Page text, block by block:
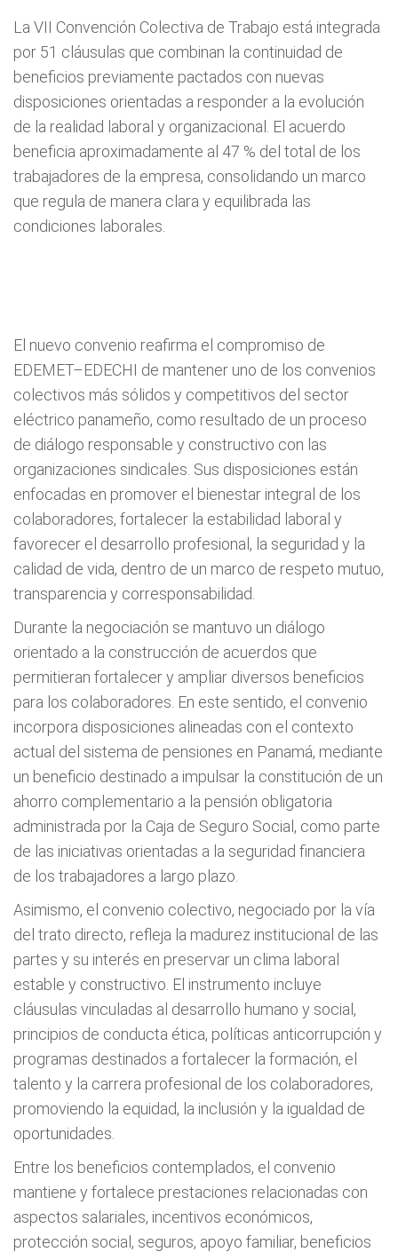
La VII Convención Colectiva de Trabajo está integrada
por 51 cláusulas que combinan la continuidad de
beneficios previamente pactados con nuevas
disposiciones orientadas a responder a la evolución
de la realidad laboral y organizacional. El acuerdo
beneficia aproximadamente al 47 % del total de los
trabajadores de la empresa, consolidando un marco
que regula de manera clara y equilibrada las
condiciones laborales.
El nuevo convenio reafirma el compromiso de
EDEMET–EDECHI de mantener uno de los convenios
colectivos más sólidos y competitivos del sector
eléctrico panameño, como resultado de un proceso
de diálogo responsable y constructivo con las
organizaciones sindicales. Sus disposiciones están
enfocadas en promover el bienestar integral de los
colaboradores, fortalecer la estabilidad laboral y
favorecer el desarrollo profesional, la seguridad y la
calidad de vida, dentro de un marco de respeto mutuo,
transparencia y corresponsabilidad.
Durante la negociación se mantuvo un diálogo
orientado a la construcción de acuerdos que
permitieran fortalecer y ampliar diversos beneficios
para los colaboradores. En este sentido, el convenio
incorpora disposiciones alineadas con el contexto
actual del sistema de pensiones en Panamá, mediante
un beneficio destinado a impulsar la constitución de un
ahorro complementario a la pensión obligatoria
administrada por la Caja de Seguro Social, como parte
de las iniciativas orientadas a la seguridad financiera
de los trabajadores a largo plazo.
Asimismo, el convenio colectivo, negociado por la vía
del trato directo, refleja la madurez institucional de las
partes y su interés en preservar un clima laboral
estable y constructivo. El instrumento incluye
cláusulas vinculadas al desarrollo humano y social,
principios de conducta ética, políticas anticorrupción y
programas destinados a fortalecer la formación, el
talento y la carrera profesional de los colaboradores,
promoviendo la equidad, la inclusión y la igualdad de
oportunidades.
Entre los beneficios contemplados, el convenio
mantiene y fortalece prestaciones relacionadas con
aspectos salariales, incentivos económicos,
protección social, seguros, apoyo familiar, beneficios